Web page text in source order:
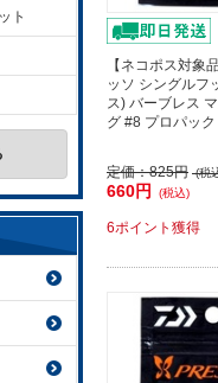
【ネコポス対象
ッソ シングルフ
ス) バーブレス
グ #8 プロパック
定価：825円 (税
660円 (税込)
6ポイント獲得
ト